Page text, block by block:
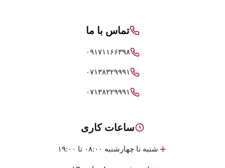
تماس با ما
۰۹۱۷۱۱۶۶۳۹۸
۰۷۱۳۸۳۲۹۹۹۱
۰۷۱۳۸۲۲۹۹۹۱
ساعات کاری
شنبه تا چهارشنبه ۰۸:۰۰ تا ۱۹:۰۰